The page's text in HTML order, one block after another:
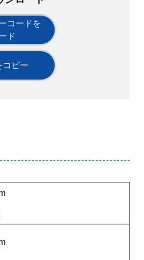
コードを
ド
コピー